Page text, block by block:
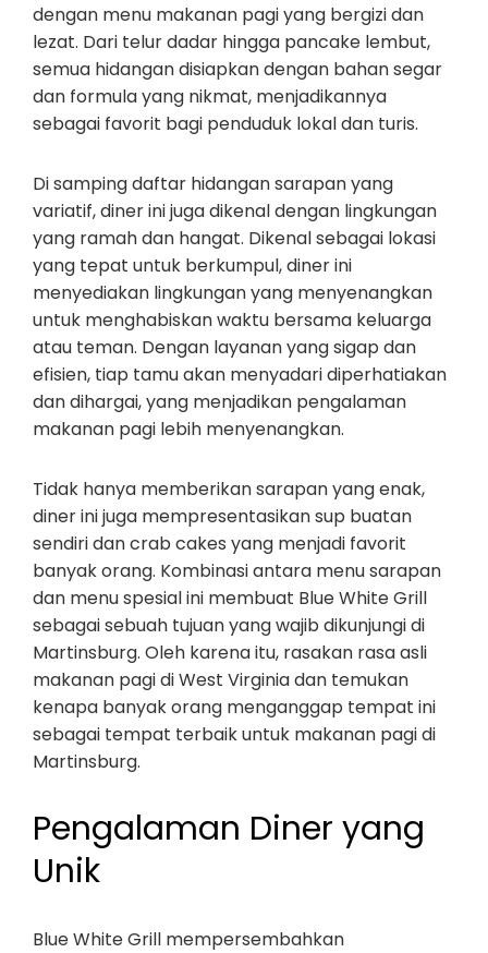
dengan menu makanan pagi yang bergizi dan
lezat. Dari telur dadar hingga pancake lembut,
semua hidangan disiapkan dengan bahan segar
dan formula yang nikmat, menjadikannya
sebagai favorit bagi penduduk lokal dan turis.
Di samping daftar hidangan sarapan yang
variatif, diner ini juga dikenal dengan lingkungan
yang ramah dan hangat. Dikenal sebagai lokasi
yang tepat untuk berkumpul, diner ini
menyediakan lingkungan yang menyenangkan
untuk menghabiskan waktu bersama keluarga
atau teman. Dengan layanan yang sigap dan
efisien, tiap tamu akan menyadari diperhatiakan
dan dihargai, yang menjadikan pengalaman
makanan pagi lebih menyenangkan.
Tidak hanya memberikan sarapan yang enak,
diner ini juga mempresentasikan sup buatan
sendiri dan crab cakes yang menjadi favorit
banyak orang. Kombinasi antara menu sarapan
dan menu spesial ini membuat Blue White Grill
sebagai sebuah tujuan yang wajib dikunjungi di
Martinsburg. Oleh karena itu, rasakan rasa asli
makanan pagi di West Virginia dan temukan
kenapa banyak orang menganggap tempat ini
sebagai tempat terbaik untuk makanan pagi di
Martinsburg.
Pengalaman Diner yang
Unik
Blue White Grill mempersembahkan